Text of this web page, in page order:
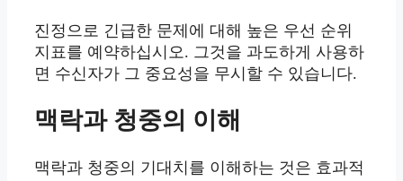
진정으로 긴급한 문제에 대해 높은 우선 순위
지표를 예약하십시오. 그것을 과도하게 사용하
면 수신자가 그 중요성을 무시할 수 있습니다.
맥락과 청중의 이해
맥락과 청중의 기대치를 이해하는 것은 효과적